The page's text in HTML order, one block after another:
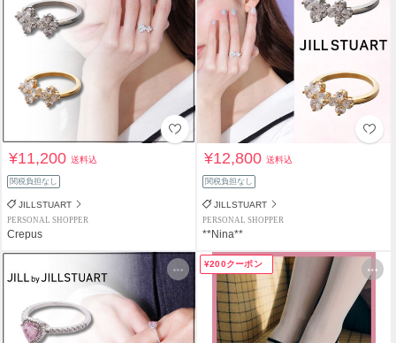
¥11,200送料込
関税負担なし
JILLSTUART
PERSONAL SHOPPER
Crepus
¥12,800送料込
関税負担なし
JILLSTUART
PERSONAL SHOPPER
**Nina**
¥200クーポン